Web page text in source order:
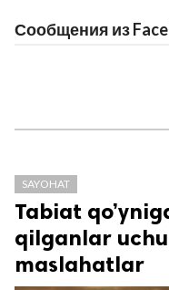
Сообщения из
SAYOHAT
Tabiat
qilganlar
maslahatlar